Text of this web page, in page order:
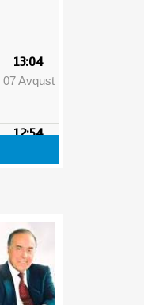
13:04
07 Avqust
12:54
07 Avqust
12:53